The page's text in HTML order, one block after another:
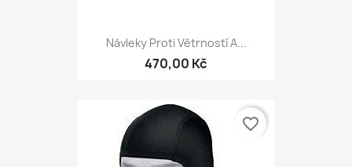
Návleky Proti Větrností A...
470,00 Kč
favorite_border